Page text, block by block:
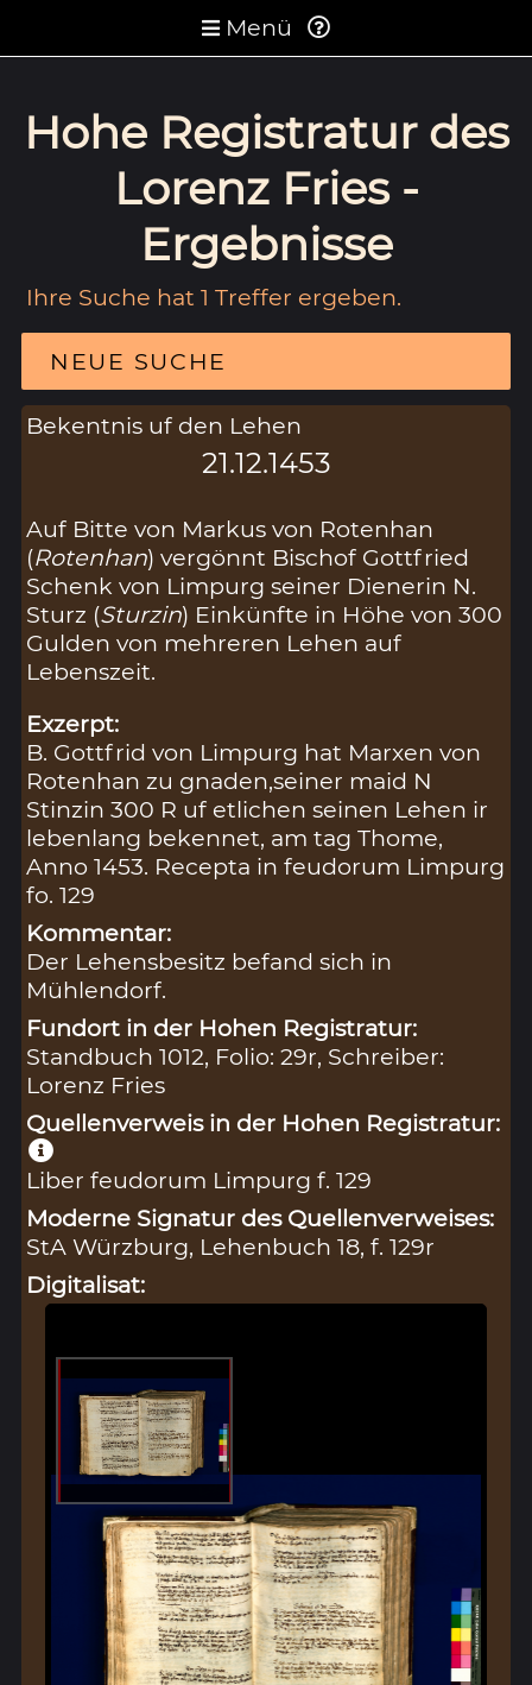
Menü
Hohe Registratur des
Lorenz Fries -
Ergebnisse
Ihre Suche hat 1 Treffer ergeben.
NEUE SUCHE
Bekentnis uf den Lehen
21.12.1453
Auf Bitte von Markus von Rotenhan
(Rotenhan) vergönnt Bischof Gottfried
Schenk von Limpurg seiner Dienerin N.
Sturz (Sturzin) Einkünfte in Höhe von 300
Gulden von mehreren Lehen auf
Lebenszeit.
Exzerpt:
B. Gottfrid von Limpurg hat Marxen von
Rotenhan zu gnaden,seiner maid N
Stinzin 300 R uf etlichen seinen Lehen ir
lebenlang bekennet, am tag Thome,
Anno 1453. Recepta in feudorum Limpurg
fo. 129
Kommentar:
Der Lehensbesitz befand sich in
Mühlendorf.
Fundort in der Hohen Registratur:
Standbuch 1012, Folio: 29r, Schreiber:
Lorenz Fries
Quellenverweis in der Hohen Registratur:
Liber feudorum Limpurg f. 129
Moderne Signatur des Quellenverweises:
StA Würzburg, Lehenbuch 18, f. 129r
Digitalisat: